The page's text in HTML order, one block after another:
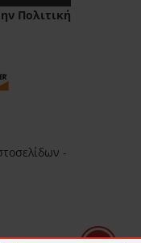
Πολιτική
-